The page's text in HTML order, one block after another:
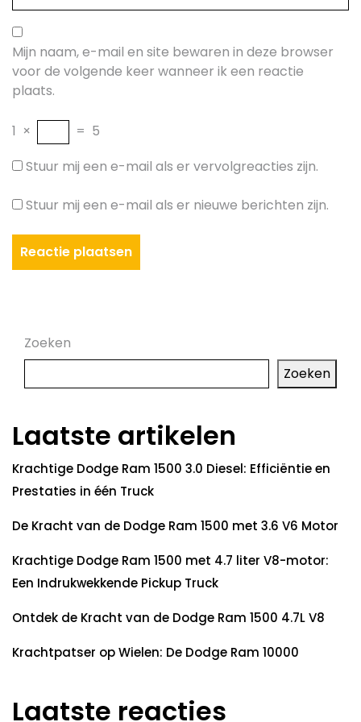
Mijn naam, e-mail en site bewaren in deze browser
voor de volgende keer wanneer ik een reactie
plaats.
1 × = 5
Stuur mij een e-mail als er vervolgreacties zijn.
Stuur mij een e-mail als er nieuwe berichten zijn.
Zoeken
Zoeken
Laatste artikelen
Krachtige Dodge Ram 1500 3.0 Diesel: Efficiëntie en
Prestaties in één Truck
De Kracht van de Dodge Ram 1500 met 3.6 V6 Motor
Krachtige Dodge Ram 1500 met 4.7 liter V8-motor:
Een Indrukwekkende Pickup Truck
Ontdek de Kracht van de Dodge Ram 1500 4.7L V8
Krachtpatser op Wielen: De Dodge Ram 10000
Laatste reacties